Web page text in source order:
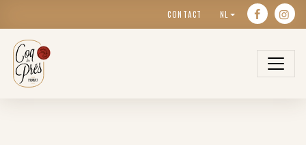
CONTACT NL